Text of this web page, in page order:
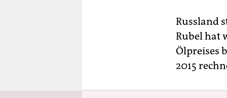
Russland
Rubel hat
Ölpreises
2015